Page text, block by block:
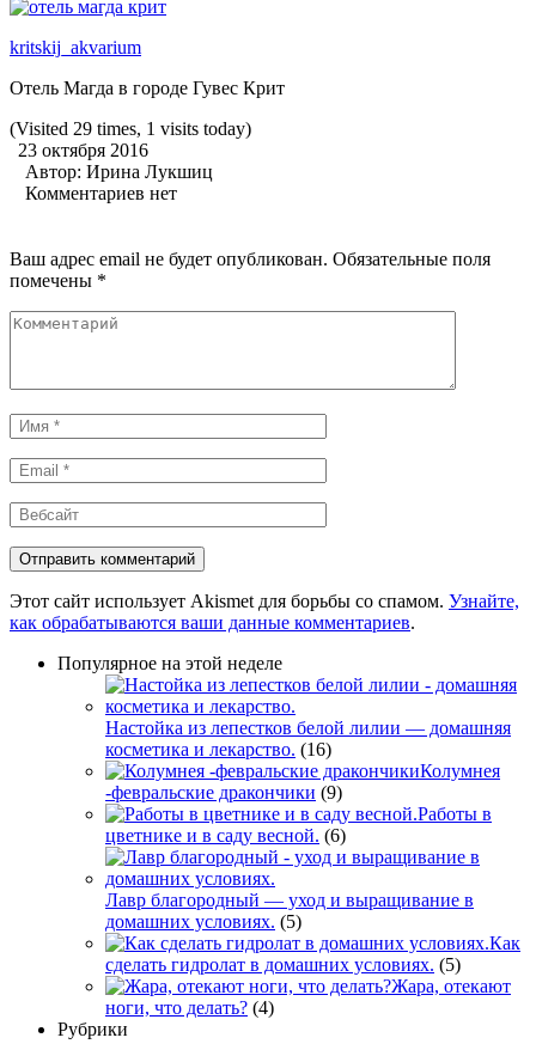
kritskij_akvarium
Отель Магда в городе Гувес Крит
(Visited 29 times, 1 visits today)
23 октября 2016
Автор: Ирина Лукшиц
Комментариев нет
Ваш адрес email не будет опубликован. Обязательные поля
помечены *
Комментарий
Имя
*
Email
*
Вебсайт
Этот сайт использует Akismet для борьбы со спамом. Узнайте,
как обрабатываются ваши данные комментариев.
Популярное на этой неделе
Настойка из лепестков белой лилии — домашняя
косметика и лекарство. (16)
Колумнея
-февральские дракончики (9)
Работы в
цветнике и в саду весной. (6)
Лавр благородный — уход и выращивание в
домашних условиях. (5)
Как
сделать гидролат в домашних условиях. (5)
Жара, отекают
ноги, что делать? (4)
Рубрики